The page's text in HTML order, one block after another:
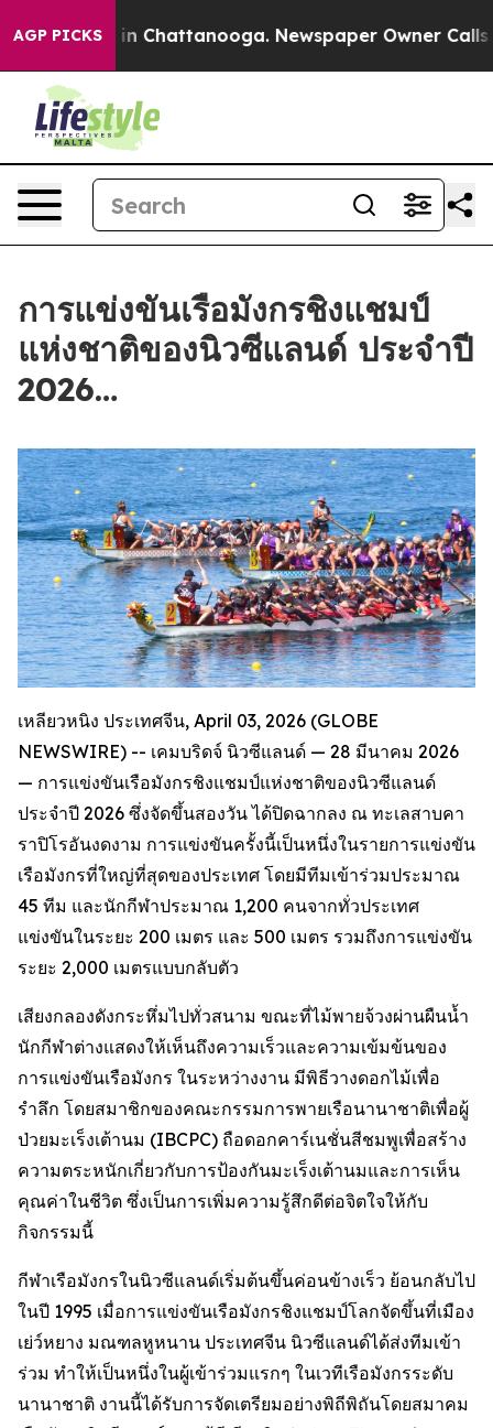
AGP PICKS
Chaos in Chattanooga. Newspaper Owner Calls
การแข่งขันเรือมังกรชิงแชมป์
แห่งชาติของนิวซีแลนด์ ประจำปี
2026…
เหลียวหนิง ประเทศจีน, April 03, 2026 (GLOBE
NEWSWIRE) -- เคมบริดจ์ นิวซีแลนด์ — 28 มีนาคม 2026
— การแข่งขันเรือมังกรชิงแชมป์แห่งชาติของนิวซีแลนด์
ประจำปี 2026 ซึ่งจัดขึ้นสองวัน ได้ปิดฉากลง ณ ทะเลสาบคา
ราปิโรอันงดงาม การแข่งขันครั้งนี้เป็นหนึ่งในรายการแข่งขัน
เรือมังกรที่ใหญ่ที่สุดของประเทศ โดยมีทีมเข้าร่วมประมาณ
45 ทีม และนักกีฬาประมาณ 1,200 คนจากทั่วประเทศ
แข่งขันในระยะ 200 เมตร และ 500 เมตร รวมถึงการแข่งขัน
ระยะ 2,000 เมตรแบบกลับตัว
เสียงกลองดังกระหึ่มไปทั่วสนาม ขณะที่ไม้พายจ้วงผ่านผืนน้ำ
นักกีฬาต่างแสดงให้เห็นถึงความเร็วและความเข้มข้นของ
การแข่งขันเรือมังกร ในระหว่างงาน มีพิธีวางดอกไม้เพื่อ
รำลึก โดยสมาชิกของคณะกรรมการพายเรือนานาชาติเพื่อผู้
ป่วยมะเร็งเต้านม (IBCPC) ถือดอกคาร์เนชั่นสีชมพูเพื่อสร้าง
ความตระหนักเกี่ยวกับการป้องกันมะเร็งเต้านมและการเห็น
คุณค่าในชีวิต ซึ่งเป็นการเพิ่มความรู้สึกดีต่อจิตใจให้กับ
กิจกรรมนี้
กีฬาเรือมังกรในนิวซีแลนด์เริ่มต้นขึ้นค่อนข้างเร็ว ย้อนกลับไป
ในปี 1995 เมื่อการแข่งขันเรือมังกรชิงแชมป์โลกจัดขึ้นที่เมือง
เย่ว์หยาง มณฑลหูหนาน ประเทศจีน นิวซีแลนด์ได้ส่งทีมเข้า
ร่วม ทำให้เป็นหนึ่งในผู้เข้าร่วมแรกๆ ในเวทีเรือมังกรระดับ
นานาชาติ งานนี้ได้รับการจัดเตรียมอย่างพิถีพิถันโดยสมาคม